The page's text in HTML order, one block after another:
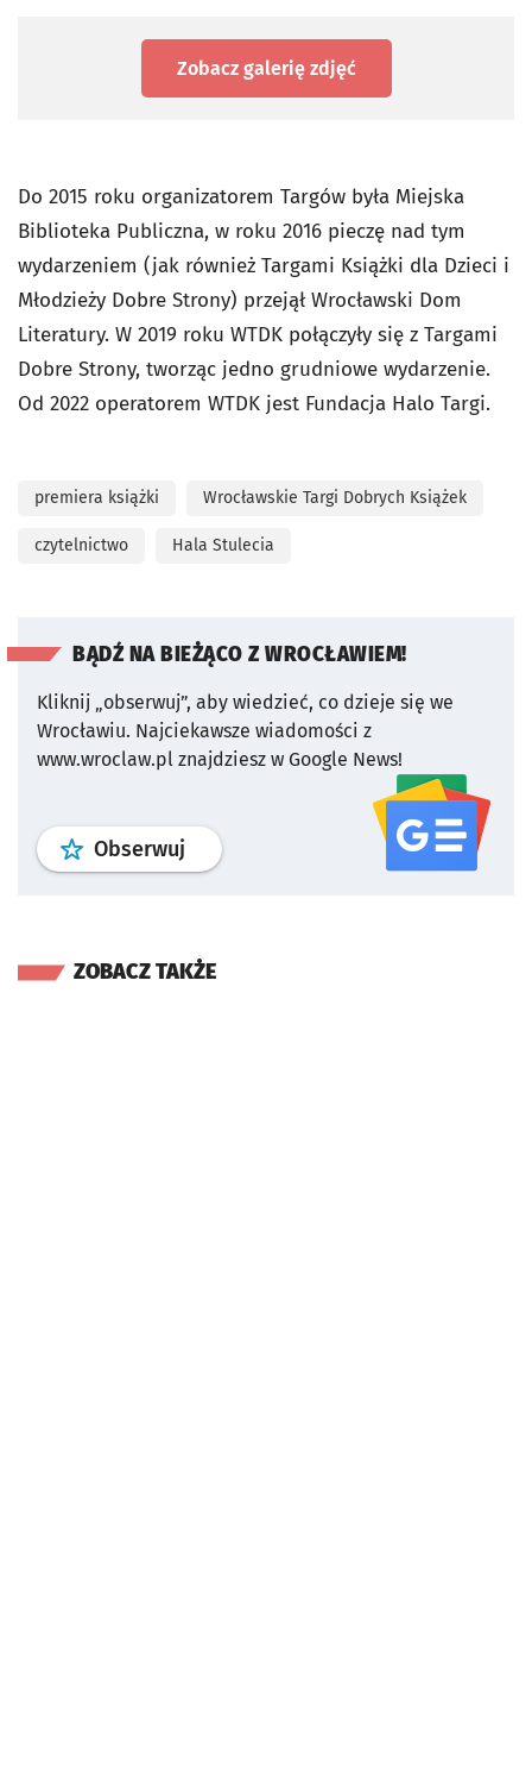
Zobacz galerię zdjęć
Do 2015 roku organizatorem Targów była Miejska
Biblioteka Publiczna, w roku 2016 pieczę nad tym
wydarzeniem (jak również Targami Książki dla Dzieci i
Młodzieży Dobre Strony) przejął Wrocławski Dom
Literatury. W 2019 roku WTDK połączyły się z Targami
Dobre Strony, tworząc jedno grudniowe wydarzenie.
Od 2022 operatorem WTDK jest Fundacja Halo Targi.
premiera książki Wrocławskie Targi Dobrych Książek
czytelnictwo Hala Stulecia
BĄDŹ NA BIEŻĄCO Z WROCŁAWIEM!
Kliknij „obserwuj”, aby wiedzieć, co dzieje się we
Wrocławiu. Najciekawsze wiadomości z
www.wroclaw.pl znajdziesz w Google News!
Obserwuj profil serwisu
ZOBACZ TAKŻE